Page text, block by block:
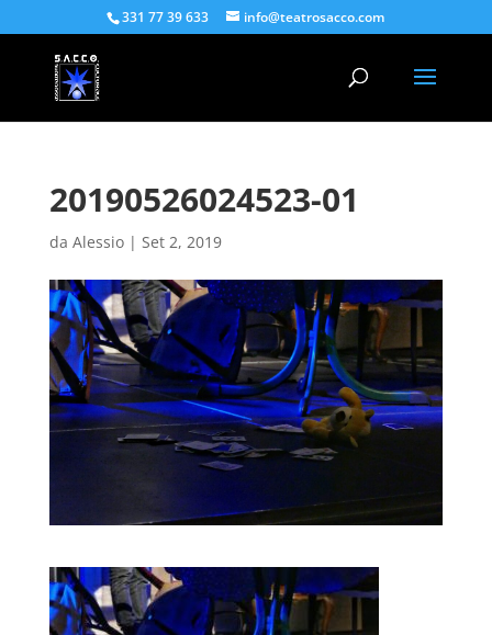
331 77 39 633 info@teatrosacco.com
20190526024523-01
da Alessio| Set 2, 2019